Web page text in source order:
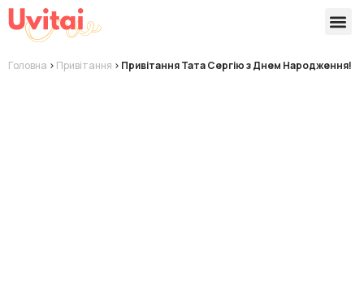
Головна > Привітання > Привітання Тата Сергію з Днем Народження!